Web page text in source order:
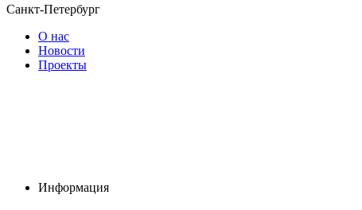
Санкт-Петербург
О нас
Новости
Проекты
Информация